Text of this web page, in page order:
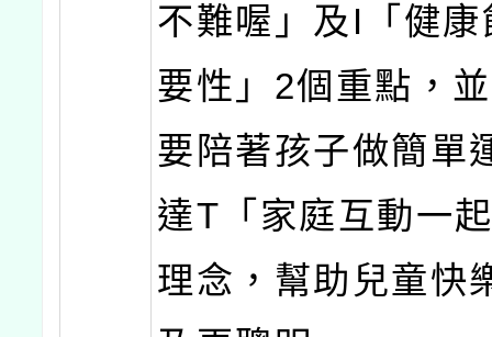
不難喔」及I「健
要性」2個重點，
要陪著孩子做簡單
達T「家庭互動一
理念，幫助兒童快